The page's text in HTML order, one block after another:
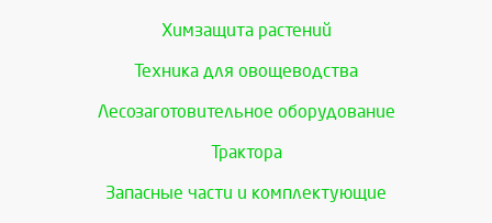
Химзащита растений
Техника для овощеводства
Лесозаготовительное оборудование
Трактора
Запасные части и комплектующие